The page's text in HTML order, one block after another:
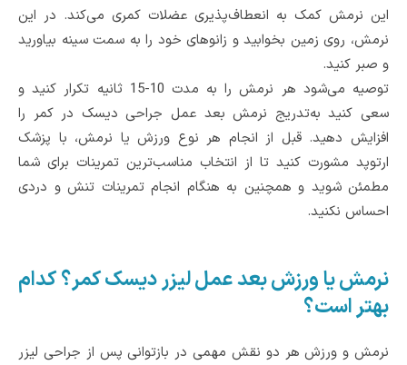
این نرمش کمک به انعطاف‌پذیری عضلات کمری می‌کند. در این
نرمش، روی زمین بخوابید و زانوهای خود را به سمت سینه بیاورید
و صبر کنید.
توصیه می‌شود هر نرمش را به مدت 10-15 ثانیه تکرار کنید و
سعی کنید به‌تدریج نرمش بعد عمل جراحی دیسک در کمر را
افزایش دهید. قبل از انجام هر نوع ورزش یا نرمش، با پزشک
ارتوپد مشورت کنید تا از انتخاب مناسب‌ترین تمرینات برای شما
مطمئن شوید و همچنین به هنگام انجام تمرینات تنش و دردی
احساس نکنید.
نرمش یا ورزش بعد عمل لیزر دیسک کمر؟ کدام
بهتر است؟
نرمش و ورزش هر دو نقش مهمی در بازتوانی پس از جراحی لیزر